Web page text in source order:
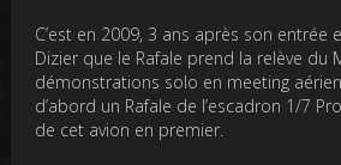
C’est en 2009, 3 ans après son entrée
Dizier que le Rafale prend la relève du
démonstrations solo en meeting
d’abord un Rafale de l’escadron 1/7
de cet avion en premier.